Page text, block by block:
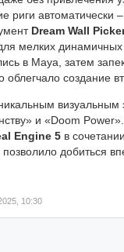
риги автоматически
Dream Wall
мелких
в Maya, затем
облегчало создание
и «Doom
Engine 5 в
добиться
10:30